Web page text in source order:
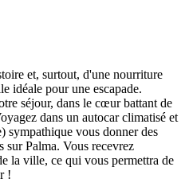
et, surtout, d'une nourriture
idéale pour une escapade.
séjour, dans le cœur battant de
dans un autocar climatisé et
sympathique vous donner des
sur Palma. Vous recevrez
la ville, ce qui vous permettra de
!